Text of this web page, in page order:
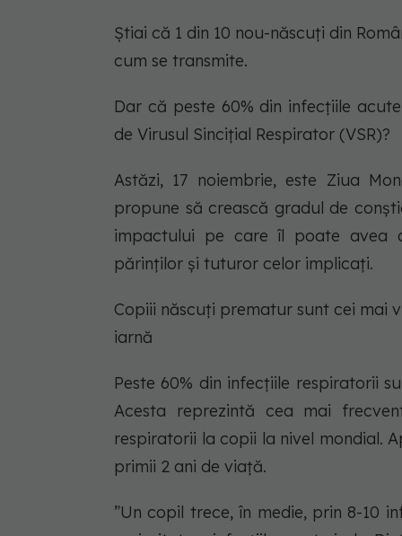
Știai că 1 din 10 nou-născuți din
cum se transmite.
Dar că peste 60% din infecțiile
de Virusul Sincițial Respirator (VSR)?
Astăzi, 17 noiembrie, este Ziua
propune să crească gradul de
impactului pe care îl poate avea
părinţilor şi tuturor celor implicaţi.
Copiii născuți prematur sunt cei mai
iarnă
Peste 60% din infecţiile respiratorii
Acesta reprezintă cea mai
respiratorii la copii la nivel mondial.
primii 2 ani de viaţă.
”Un copil trece, în medie, prin 8-10